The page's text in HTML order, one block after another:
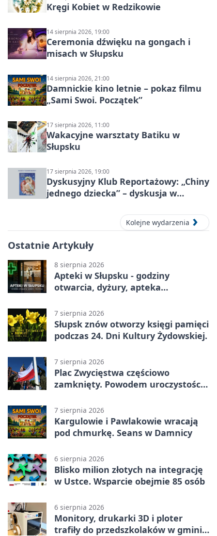
Kręgi Kobiet w Redzikowie
14 sierpnia 2026, 19:00
Ceremonia dźwięku na gongach i
misach w Słupsku
14 sierpnia 2026, 21:00
Damnickie kino letnie – pokaz filmu
„Sami Swoi. Początek”
17 sierpnia 2026, 11:00
Wakacyjne warsztaty Batiku w
Słupsku
17 sierpnia 2026, 19:00
Dyskusyjny Klub Reportażowy: „Chiny
jednego dziecka” – dyskusja w
Kolejne wydarzenia
Ostatnie Artykuły
8 sierpnia 2026
Apteki w Słupsku - godziny
otwarcia, dyżury, apteka
7 sierpnia 2026
Słupsk znów otworzy księgi pamięci
podczas 24. Dni Kultury Żydowskiej.
7 sierpnia 2026
Plac Zwycięstwa częściowo
zamknięty. Powodem uroczystości
7 sierpnia 2026
Kargulowie i Pawlakowie wracają
pod chmurkę. Seans w Damnicy
6 sierpnia 2026
Blisko milion złotych na integrację
w Ustce. Wsparcie obejmie 85 osób
6 sierpnia 2026
Monitory, drukarki 3D i ploter
trafiły do przedszkolaków w gminie